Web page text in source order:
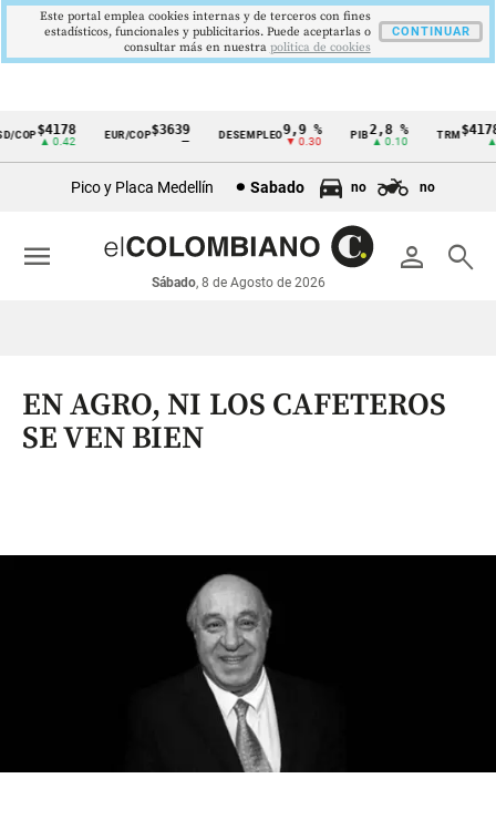
Cintillo
económicos
Colombia
$4178
▲ 0.42
EUR/COP$3639 DESEMPLEO 9,9 %
▼ 0.30
2,8 %
▲ 0.10
TRM
▲
Pico y Placa Medellín Sabado no no
person search
Sábado, 8 de Agosto de 2026
menu
EN AGRO, NI LOS CAFETEROS
SE VEN BIEN
Este portal emplea cookies internas y de terceros con fines
estadísticos, funcionales y publicitarios. Puede aceptarlas o
consultar más en nuestra politica de cookies
CONTINUAR